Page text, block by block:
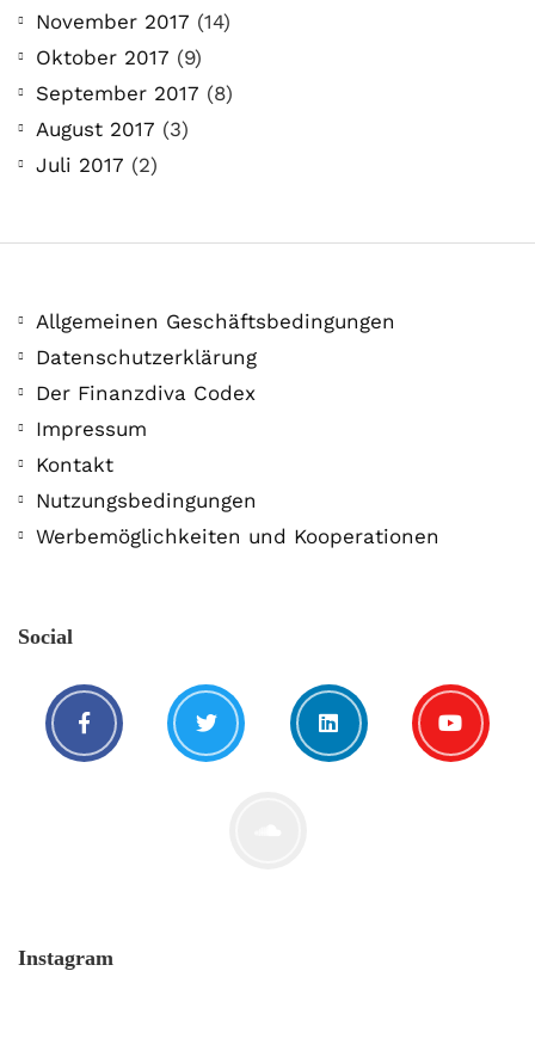
November 2017 (14)
Oktober 2017 (9)
September 2017 (8)
August 2017 (3)
Juli 2017 (2)
Allgemeinen Geschäftsbedingungen
Datenschutzerklärung
Der Finanzdiva Codex
Impressum
Kontakt
Nutzungsbedingungen
Werbemöglichkeiten und Kooperationen
Social
Instagram